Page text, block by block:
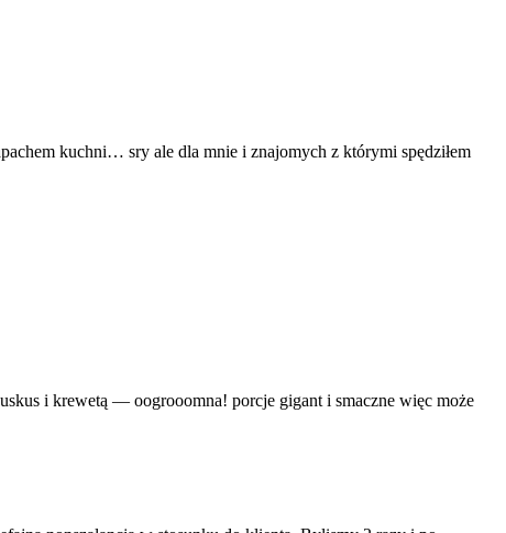
kuchni… sry ale dla mnie i znajomych z którymi spędziłem
i krewetą — oogrooomna! porcje gigant i smaczne więc może